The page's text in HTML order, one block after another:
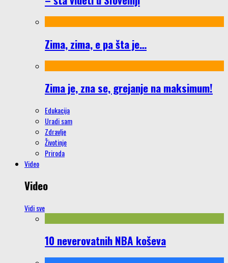
Zima, zima, e pa šta je…
Zima je, zna se, grejanje na maksimum!
Edukacija
Uradi sam
Zdravlje
Životinje
Priroda
Video
Video
Vidi sve
10 neverovatnih NBA koševa